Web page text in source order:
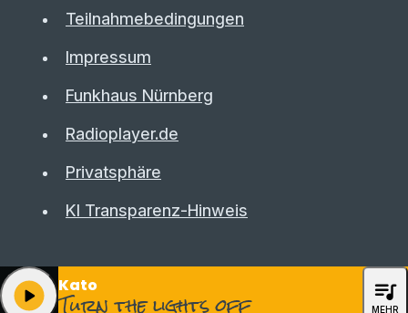
Teilnahmebedingungen
Impressum
Funkhaus Nürnberg
Radioplayer.de
Privatsphäre
KI Transparenz-Hinweis
Kato
Turn the lights off
play_arrow queue_music